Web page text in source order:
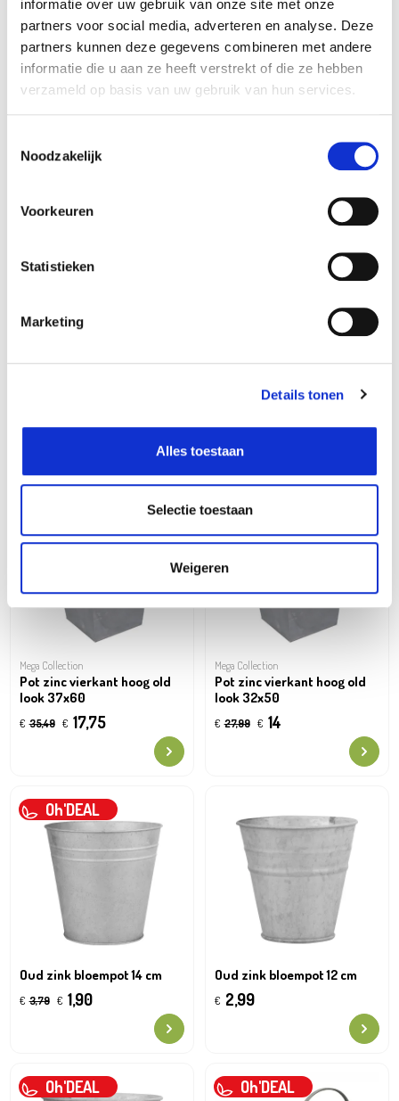
informatie over uw gebruik van onze site met onze
partners voor social media, adverteren en analyse. Deze
partners kunnen deze gegevens combineren met andere
informatie die u aan ze heeft verstrekt of die ze hebben
verzameld op basis van uw gebruik van hun services.
Noodzakelijk
Voorkeuren
Statistieken
Marketing
Details tonen
Alles toestaan
Selectie toestaan
Weigeren
Mega Collection
Pot zinc vierkant hoog old
look 37x60
€ 35,49 € 17,75
Mega Collection
Pot zinc vierkant hoog old
look 32x50
€ 27,99 € 14
Oh'DEAL
Oud zink bloempot 14 cm
€ 3,79 € 1,90
Oud zink bloempot 12 cm
€ 2,99
Oh'DEAL Oh'DEAL